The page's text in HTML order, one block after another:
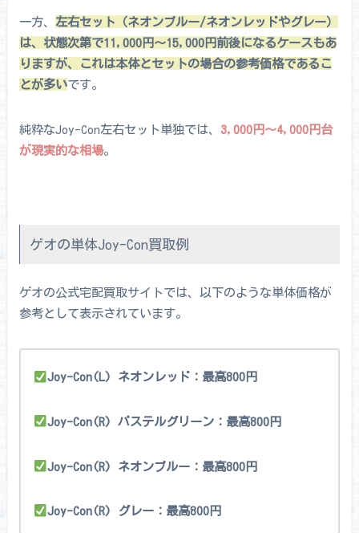
一方、 左右セット（ネオンブルー/ネオンレッドやグレー）
は、状態次第で11,000円〜15,000円前後になるケースもあ
りますが、これは本体とセットの場合の参考価格であるこ
とが多いです。
純粋なJoy-Con左右セット単独では、 3,000円〜4,000円台
が現実的な相場。
ゲオの単体Joy-Con買取例
ゲオの公式宅配買取サイトでは、以下のような単体価格が
参考として表示されています。
Joy-Con(L) ネオンレッド：最高800円
Joy-Con(R) パステルグリーン：最高800円
Joy-Con(R) ネオンブルー：最高800円
Joy-Con(R) グレー：最高800円